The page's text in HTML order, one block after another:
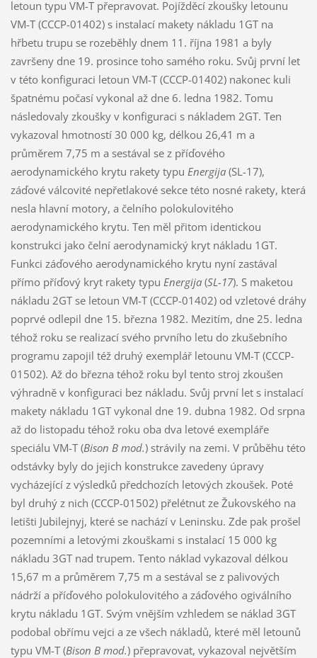
letoun typu VM-T přepravovat. Pojížděcí zkoušky letounu
VM-T (CCCP-01402) s instalací makety nákladu 1GT na
hřbetu trupu se rozeběhly dnem 11. října 1981 a byly
završeny dne 19. prosince toho samého roku. Svůj první let
v této konfiguraci letoun VM-T (CCCP-01402) nakonec kuli
špatnému počasí vykonal až dne 6. ledna 1982. Tomu
následovaly zkoušky v konfiguraci s nákladem 2GT. Ten
vykazoval hmotností 30 000 kg, délkou 26,41 m a
průměrem 7,75 m a sestával se z příďového
aerodynamického krytu rakety typu Energija (SL-17),
záďové válcovité nepřetlakové sekce této nosné rakety, která
nesla hlavní motory, a čelního polokulovitého
aerodynamického krytu. Ten měl přitom identickou
konstrukci jako čelní aerodynamický kryt nákladu 1GT.
Funkci záďového aerodynamického krytu nyní zastával
přímo příďový kryt rakety typu Energija (SL-17). S maketou
nákladu 2GT se letoun VM-T (CCCP-01402) od vzletové dráhy
poprvé odlepil dne 15. března 1982. Mezitím, dne 25. ledna
téhož roku se realizací svého prvního letu do zkušebního
programu zapojil též druhý exemplář letounu VM-T (CCCP-
01502). Až do března téhož roku byl tento stroj zkoušen
výhradně v konfiguraci bez nákladu. Svůj první let s instalací
makety nákladu 1GT vykonal dne 19. dubna 1982. Od srpna
až do listopadu téhož roku oba dva letové exempláře
speciálu VM-T (Bison B mod.) strávily na zemi. V průběhu této
odstávky byly do jejich konstrukce zavedeny úpravy
vycházející z výsledků předchozích letových zkoušek. Poté
byl druhý z nich (CCCP-01502) přelétnut ze Žukovského na
letišti Jubilejnyj, které se nachází v Leninsku. Zde pak prošel
pozemními a letovými zkouškami s instalací 15 000 kg
nákladu 3GT nad trupem. Tento náklad vykazoval délkou
15,67 m a průměrem 7,75 m a sestával se z palivových
nádrží a příďového polokulovitého a záďového ogiválního
krytu nákladu 1GT. Svým vnějším vzhledem se náklad 3GT
podobal obřímu vejci a ze všech nákladů, které měl letounů
typu VM-T (Bison B mod.) přepravovat, vykazoval největším